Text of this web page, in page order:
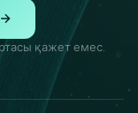
қажет емес.